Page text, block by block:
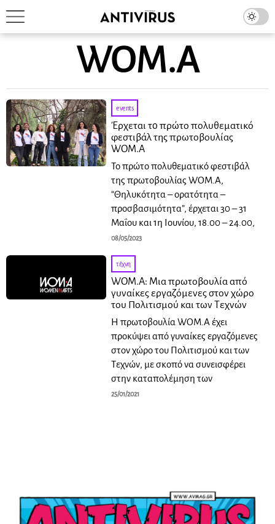
WOM.A
events
Έρχεται τo πρώτο πολυθεματικό
φεστιβάλ της πρωτοβουλίας
WOM.A
To πρώτο πολυθεματικό φεστιβάλ
της πρωτοβουλίας WOM.A,
“Θηλυκότητα – ορατότητα –
προσβασιμότητα”, έρχεται 30 – 31
Μαΐου και 1η Ιουνίου, 18.00 – 24.00,
08/05/2023
τέχνη
WOM.A: Μια πρωτοβουλία από
γυναίκες εργαζόμενες στον χώρο
του Πολιτισμού και των Τεχνών
Η πρωτοβουλία WOM.A έχει
προκύψει από γυναίκες εργαζόμενες
στον χώρο του Πολιτισμού και των
Τεχνών, με σκοπό να συνεισφέρει
στην καταπολέμηση των
25/01/2021